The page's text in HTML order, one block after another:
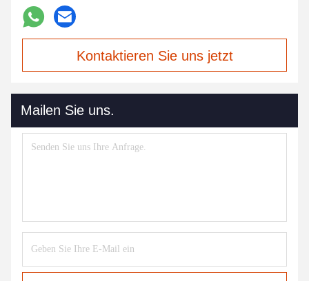
Kontaktieren Sie uns jetzt
Mailen Sie uns.